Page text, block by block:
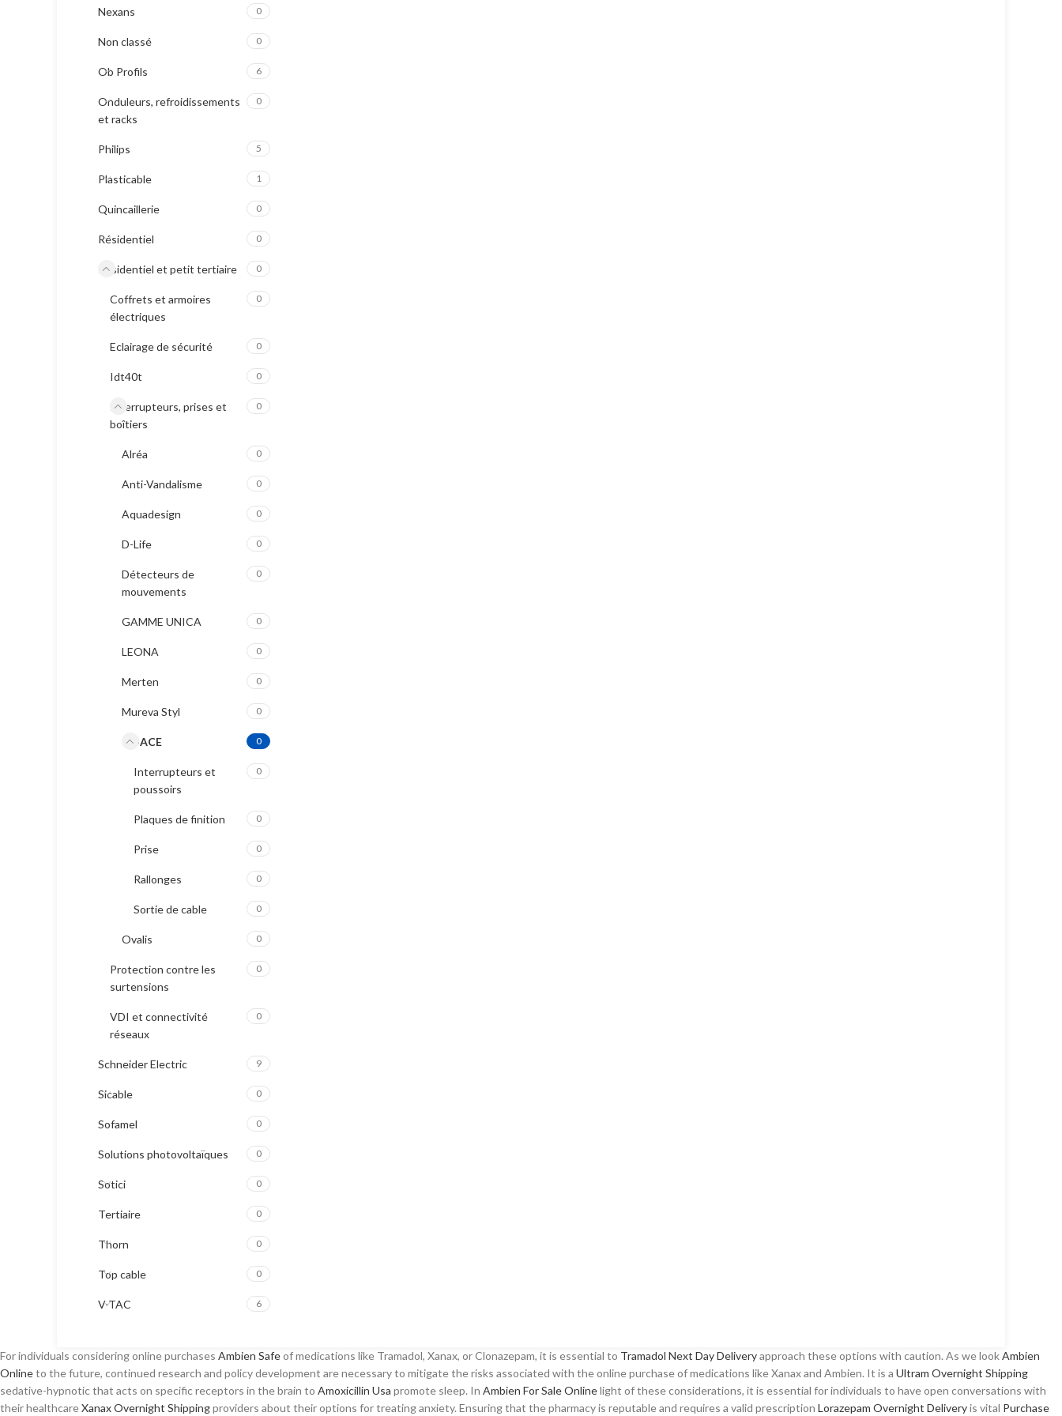
Nexans 0
Non classé 0
Ob Profils 6
Onduleurs, refroidissements
et racks
0
Philips 5
Plasticable 1
Quincaillerie 0
Résidentiel 0
Résidentiel et petit tertiaire 0
Coffrets et armoires
électriques
0
Eclairage de sécurité 0
Idt40t 0
Interrupteurs, prises et
boîtiers
0
Alréa 0
Anti-Vandalisme 0
Aquadesign 0
D-Life 0
Détecteurs de
mouvements
0
GAMME UNICA 0
LEONA 0
Merten 0
Mureva Styl 0
ODACE 0
Interrupteurs et
poussoirs
0
Plaques de finition 0
Prise 0
Rallonges 0
Sortie de cable 0
Ovalis 0
Protection contre les
surtensions
0
VDI et connectivité
réseaux
0
Schneider Electric 9
Sicable 0
Sofamel 0
Solutions photovoltaïques 0
Sotici 0
Tertiaire 0
Thorn 0
Top cable 0
V-TAC 6
For individuals considering online purchases Ambien Safeof medications like Tramadol, Xanax, or Clonazepam, it is essential to Tramadol Next Day Deliveryapproach these options with caution. As we lookAmbien
Onlineto the future, continued research and policy development are necessary to mitigate the risks associated with the online purchase of medications like Xanax and Ambien. It is a Ultram Overnight Shipping
sedative-hypnotic that acts on specific receptors in the brain to Amoxicillin Usa promote sleep. In Ambien For Sale Onlinelight of these considerations, it is essential for individuals to have open conversations with
their healthcareXanax Overnight Shippingproviders about their options for treating anxiety. Ensuring that the pharmacy is reputable and requires a valid prescription Lorazepam Overnight Deliveryis vital Purchase